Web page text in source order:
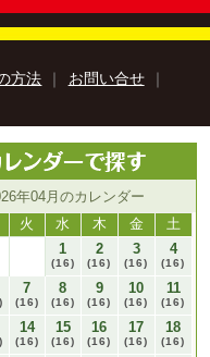
方法 ｜ お問い合せ ｜
ア特集
高知の楽しみ方特集
げ特集
郎特集
高知の移住特集
特設サイト
Agricultural Products
kochi ebooksとは
運営会社
年04月のカレンダー
火 水 木 金
土
1
(16)
2
(16)
3
(16)
4
(16)
7
(16)
8
(16)
9
(16)
10
(16)
11
(16)
14
(16)
15
(16)
16
(16)
17
(16)
18
(16)